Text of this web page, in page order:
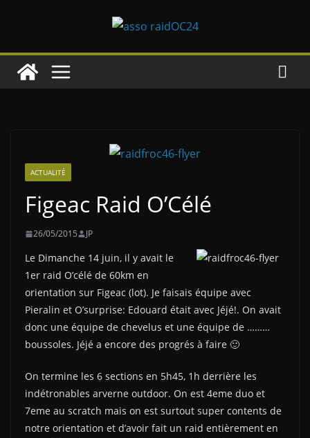
ACTUALITÉ
Figeac Raid O’Célé
26/05/2015 JP
Le Dimanche 14 juin, il y avait le
1er raid O’célé de 60km en
orientation sur Figeac (lot). Je faisais équipe avec
Pieralin et O’surprise: Edouard était avec Jéjé!. On avait
donc une équipe de chevelus et une équipe de ………
boussoles. Jéjé a encore des progrés à faire 🙂
On termine les 6 sections en 5h45, 1h derrière les
indétronables arverne outdoor. On est 4eme duo et
7eme au scratch mais on est surtout super contents de
notre orientation et d’avoir fait un raid entièrement en